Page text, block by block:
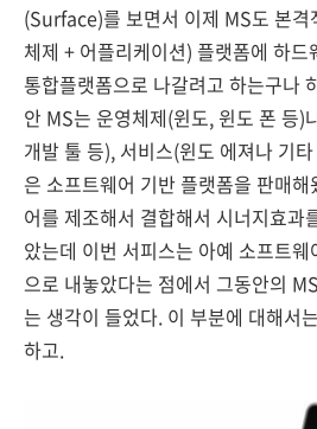
(Surface)를 보면서 이제 MS도 본격
체제 + 어플리케이션) 플랫폼에 하
통합플랫폼으로 나갈려고 하는구나
안 MS는 운영체제(윈도, 윈도 폰 등)
개발 툴 등), 서비스(윈도 에져나 기
은 소프트웨어 기반 플랫폼을 판매
어를 제조해서 결합해서 시너지효과
았는데 이번 서피스는 아예 소프트
으로 내놓았다는 점에서 그동안의
는 생각이 들었다. 이 부분에 대해서
하고.